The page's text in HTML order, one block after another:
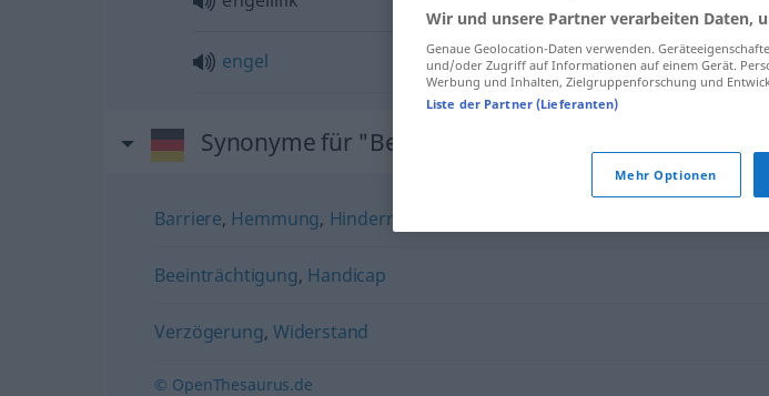
engel
Synonyme für "Behinderung"
Barriere, Hemmung, Hindernis
Beeinträchtigung, Handicap
Verzögerung, Widerstand
© OpenThesaurus.de
Wir und unsere Partner verarbeiten Daten,
Genaue Geolocation-Daten verwenden.
und/oder Zugriff auf Informationen auf einem Gerät.
Werbung und Inhalten, Zielgruppenforschung und
Liste der Partner (Lieferanten)
Mehr Optionen